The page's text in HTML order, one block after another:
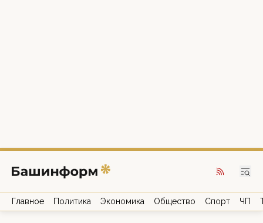
Главное Политика Экономика Общество Спорт ЧП